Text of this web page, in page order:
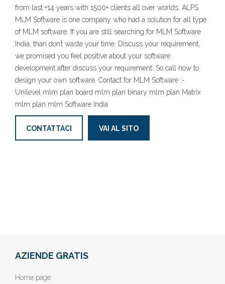
from last +14 years with 1500+ clients all over worlds. ALPS
MLM Software is one company who had a solution for all type
of MLM software. If you are still searching for MLM Software
India, than don’t waste your time. Discuss your requirement,
we promised you feel positive about your software
development after discuss your requirement. So call now to
design your own software. Contact for MLM Software :-
Unilevel mlm plan board mlm plan binary mlm plan Matrix
mlm plan mlm Software India
CONTATTACI VAI AL SITO
AZIENDE GRATIS
Home page